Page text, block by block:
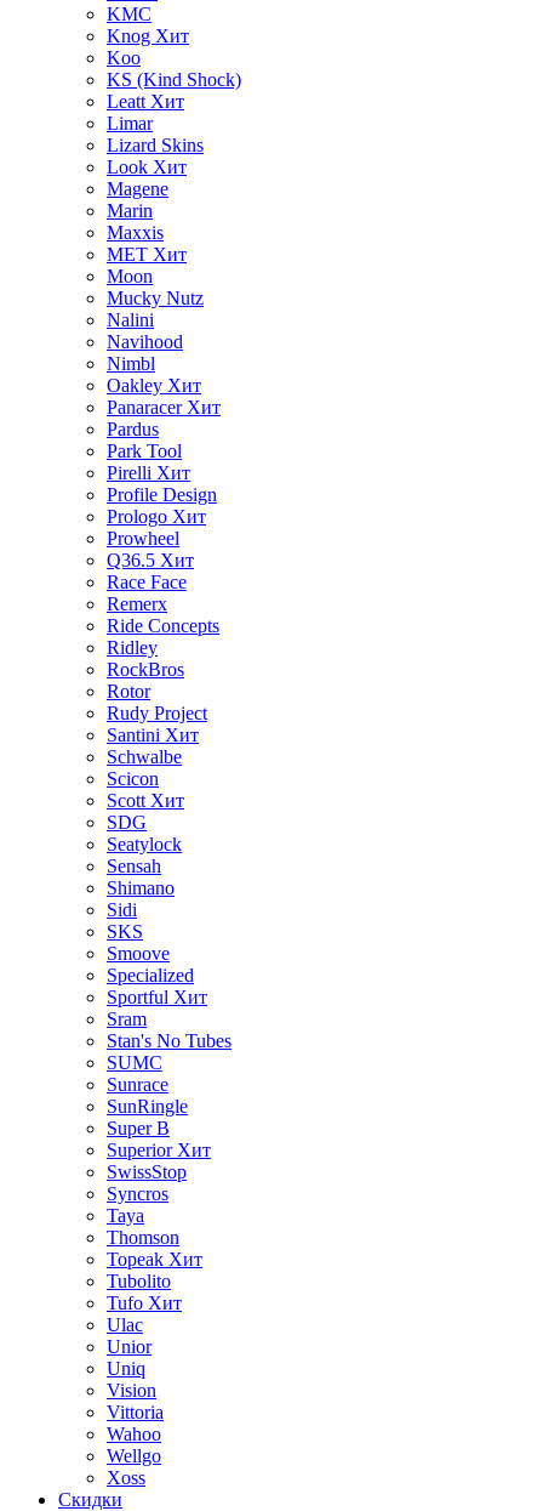
KMC
Knog Хит
Koo
KS (Kind Shock)
Leatt Хит
Limar
Lizard Skins
Look Хит
Magene
Marin
Maxxis
MET Хит
Moon
Mucky Nutz
Nalini
Navihood
Nimbl
Oakley Хит
Panaracer Хит
Pardus
Park Tool
Pirelli Хит
Profile Design
Prologo Хит
Prowheel
Q36.5 Хит
Race Face
Remerx
Ride Concepts
Ridley
RockBros
Rotor
Rudy Project
Santini Хит
Schwalbe
Scicon
Scott Хит
SDG
Seatylock
Sensah
Shimano
Sidi
SKS
Smoove
Specialized
Sportful Хит
Sram
Stan's No Tubes
SUMC
Sunrace
SunRingle
Super B
Superior Хит
SwissStop
Syncros
Taya
Thomson
Topeak Хит
Tubolito
Tufo Хит
Ulac
Unior
Uniq
Vision
Vittoria
Wahoo
Wellgo
Xoss
Скидки